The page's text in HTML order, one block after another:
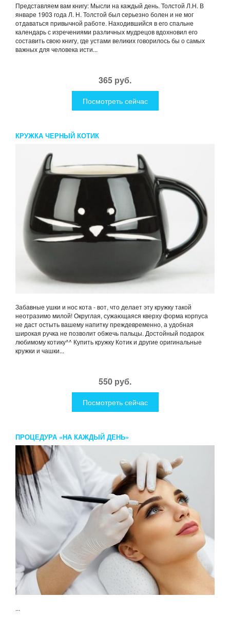
Представляем вам книгу: Мысли на каждый день. Толстой Л.Н. В
январе 1903 года Л. Н. Толстой был серьезно болен и не мог
отдаваться привычной работе. Находившийся в его спальне
календарь с изречениями различных мудрецов вдохновил его
составить свою книгу, где устами великих говорилось бы о самых
важных для человека исти...
365 руб.
Посмотреть сейчас
КРУЖКА ЧЕРНЫЙ КОТИК
Забавные ушки и нос кота - вот, что делает эту кружку такой
неотразимо милой! Округлая, сужающаяся кверху форма корпуса
не даст остыть вашему напитку преждевременно, а удобная
широкая ручка не позволит обжечь пальцы. Достойный подарок
любимому котику^^ Купить кружку Котик и другие оригинальные
кружки и чашки...
550 руб.
Посмотреть сейчас
ПРОЦЕДУРА «НА КАЖДЫЙ ДЕНЬ»
...